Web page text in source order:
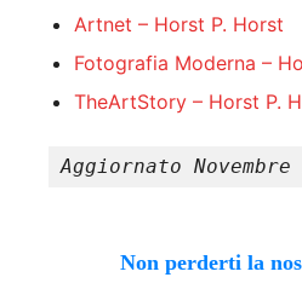
Artnet – Horst P. Horst
Fotografia Moderna –
TheArtStory – Horst P.
Aggiornato Novembre
Non perderti la